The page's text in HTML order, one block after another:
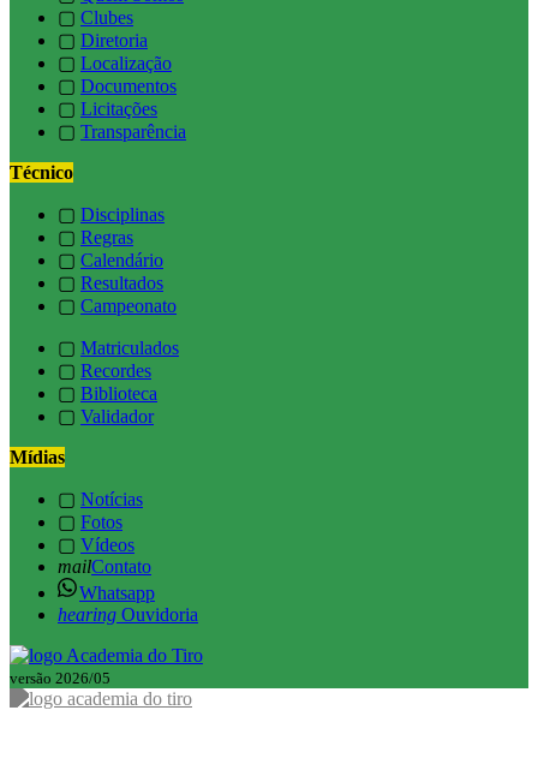
▢ Clubes
▢ Diretoria
▢ Localização
▢ Documentos
▢ Licitações
▢ Transparência
Técnico
▢ Disciplinas
▢ Regras
▢ Calendário
▢ Resultados
▢ Campeonato
▢ Matriculados
▢ Recordes
▢ Biblioteca
▢ Validador
Mídias
▢ Notícias
▢ Fotos
▢ Vídeos
mailContato
Whatsapp
hearing Ouvidoria
versão 2026/05